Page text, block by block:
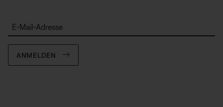
E-Mail-Adresse
ANMELDEN